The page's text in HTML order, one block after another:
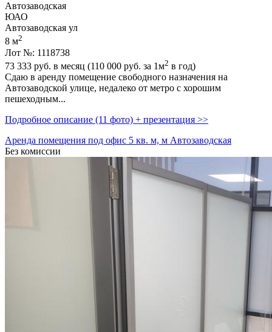
Автозаводская
ЮАО
Автозаводская ул
8 м2
Лот №: 1118738
73 333 руб. в месяц (110 000 руб. за 1м2 в год)
Сдаю в аренду помещение свободного назначения на
Автозаводской улице,­ недалеко от метро с хорошим
пешеходным...
Подробное описание (11 фото) + презентация >>
Аренда помещения под офис 5 кв. м, м Автозаводская
Без комиссии